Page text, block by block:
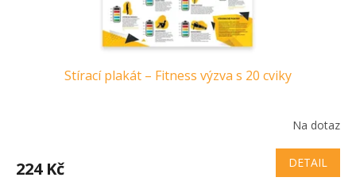
Stírací plakát – Fitness výzva s 20 cviky
Na dotaz
224 Kč DETAIL